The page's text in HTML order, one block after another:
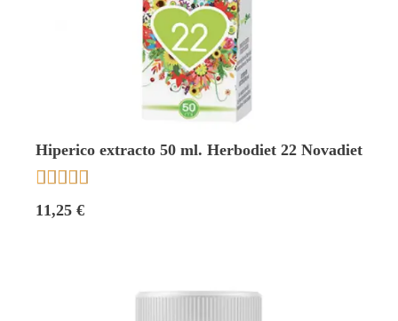
Hiperico extracto 50 ml. Herbodiet 22 Novadiet

11,25 €